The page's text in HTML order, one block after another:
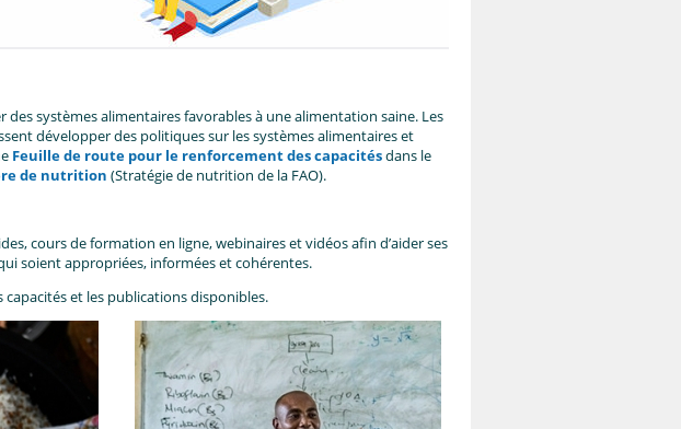
systèmes alimentaires favorables à une alimentation saine. Les
développer des politiques sur les systèmes alimentaires et
Feuille de route pour le renforcement des capacitésdans le
de nutrition (Stratégie de nutrition de la FAO).
cours de formation en ligne, webinaires et vidéos afin d’aider ses
soient appropriées, informées et cohérentes.
et les publications disponibles.